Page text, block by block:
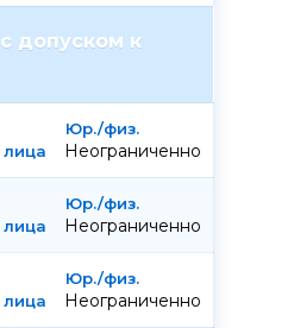
допуском к
Неограниченно
Неограниченно
Неограниченно